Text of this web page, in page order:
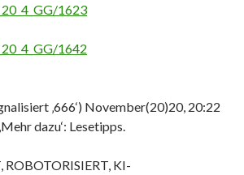
1623
1642
‚666‘) November(20)20, 20:22
dazu‘: Lesetipps.
ROBOTORISIERT, KI-